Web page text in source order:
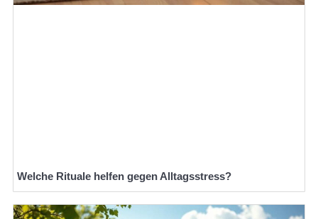
Welche Rituale helfen gegen Alltagsstress?